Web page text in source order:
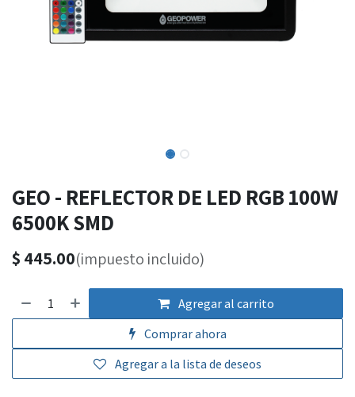
GEO - REFLECTOR DE LED RGB 100W
6500K SMD
$ 445.00(impuesto incluido)
Agregar al carrito
Comprar ahora
Agregar a la lista de deseos